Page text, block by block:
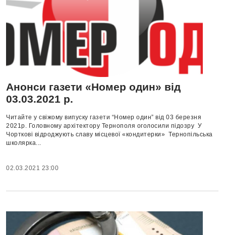
Анонси газети «Номер один» від
03.03.2021 р.
Читайте у свіжому випуску газети “Номер один” від 03 березня
2021р. Головному архітектору Тернополя оголосили підозру У
Чорткові відроджують славу місцевої «кондитерки» Тернопільська
школярка...
02.03.2021 23:00